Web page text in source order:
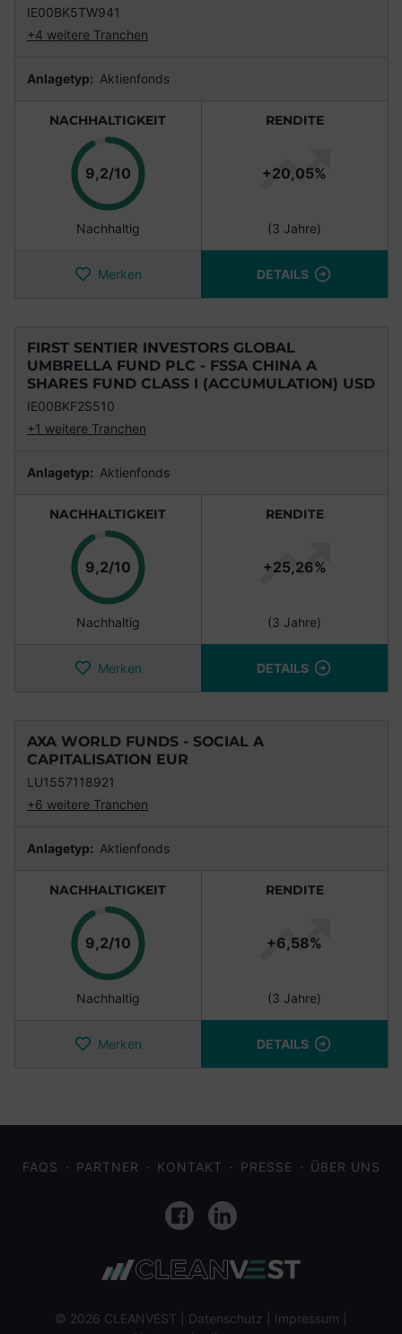
IE00BK5TW941
+4 weitere Tranchen
Anlagetyp: Aktienfonds
NACHHALTIGKEIT
9,2/10Punkte
Nachhaltig
RENDITE
+20,05%
(3 Jahre)
Merken DETAILS
FIRST SENTIER INVESTORS GLOBAL
UMBRELLA FUND PLC - FSSA CHINA A
SHARES FUND CLASS I (ACCUMULATION) USD
IE00BKF2S510
+1 weitere Tranchen
Anlagetyp: Aktienfonds
NACHHALTIGKEIT
9,2/10Punkte
Nachhaltig
RENDITE
+25,26%
(3 Jahre)
Merken DETAILS
AXA WORLD FUNDS - SOCIAL A
CAPITALISATION EUR
LU1557118921
+6 weitere Tranchen
Anlagetyp: Aktienfonds
NACHHALTIGKEIT
9,2/10Punkte
Nachhaltig
RENDITE
+6,58%
(3 Jahre)
Merken DETAILS
FAQS PARTNER KONTAKT PRESSE ÜBER UNS
FacebookLinkedIn
© 2026 CLEANVEST | Datenschutz Impressum